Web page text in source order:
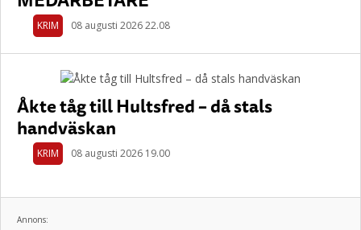
KRIM 08 augusti 2026 22.08
Åkte tåg till Hultsfred – då stals
handväskan
KRIM 08 augusti 2026 19.00
Annons: